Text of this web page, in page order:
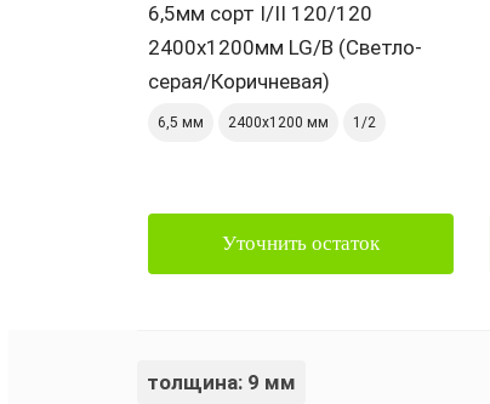
6,5мм сорт I/II 120/120
2400х1200мм LG/B (Светло-
серая/Коричневая)
6,5 мм 2400х1200 мм 1/2
Уточнить остаток
толщина: 9 мм